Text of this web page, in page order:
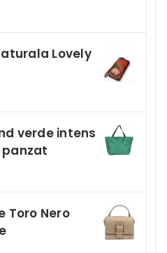
Lovely
verde intens
Toro Nero